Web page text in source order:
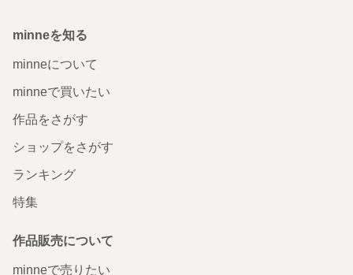
minneを知る
minneについて
minneで買いたい
作品をさがす
ショップをさがす
ランキング
特集
作品販売について
minneで売りたい